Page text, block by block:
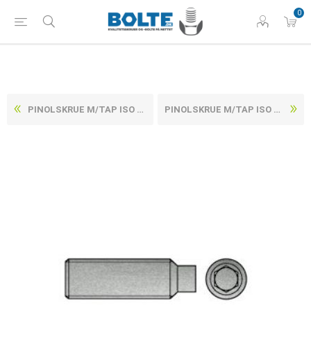
0
PINOLSKRUE M/TAP ISO 4028 ELFORZINKET STÅL 45 H M3X12 (1000 STK) PINOLSKRUE M/TAP ISO 4028 ELFORZINKET STÅL 45 H M3X16 (1000 STK)